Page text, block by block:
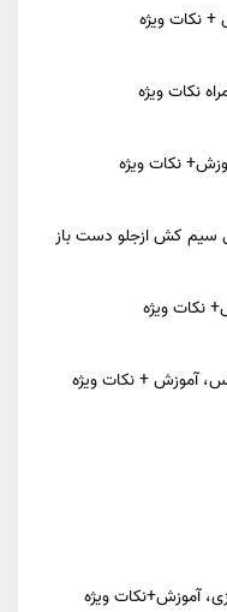
ویژه
ویژه
ازجلو دست باز
+ نکات ویژه
ویژه